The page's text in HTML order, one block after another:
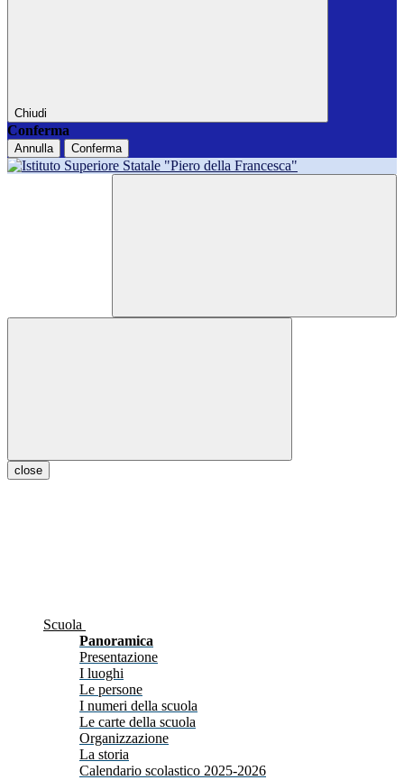
Chiudi
Conferma
Annulla Conferma
close
Scuola
Panoramica
Presentazione
I luoghi
Le persone
I numeri della scuola
Le carte della scuola
Organizzazione
La storia
Calendario scolastico 2025-2026